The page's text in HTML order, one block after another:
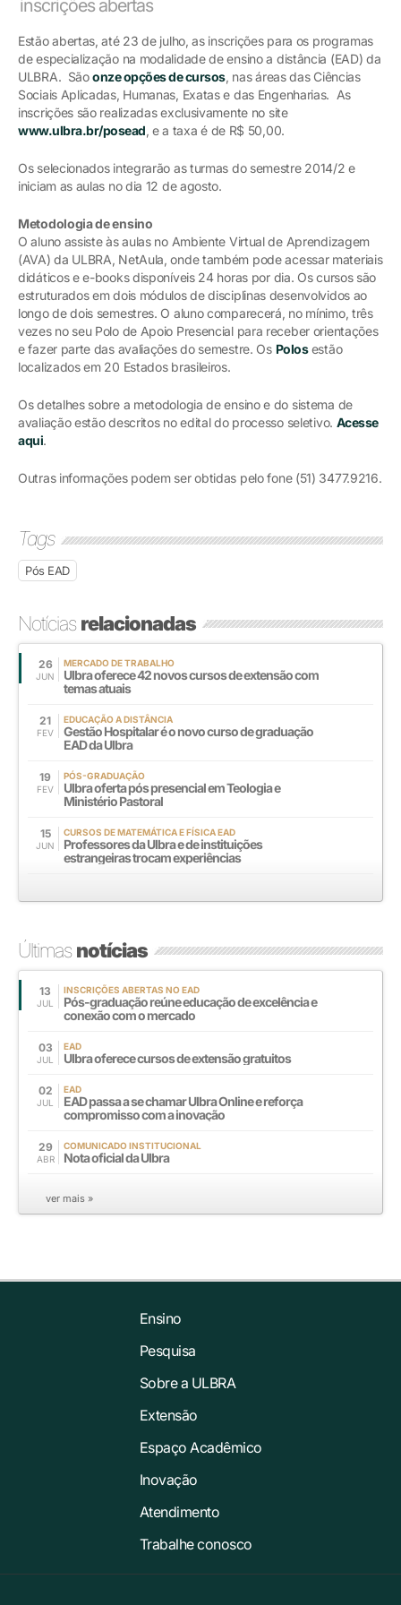
inscrições abertas
Estão abertas, até 23 de julho, as inscrições para os programas
de especialização na modalidade de ensino a distância (EAD) da
ULBRA. Sãoonze opções de cursos, nas áreas das Ciências
Sociais Aplicadas, Humanas, Exatas e das Engenharias. As
inscrições são realizadas exclusivamente no site
www.ulbra.br/posead, e a taxa é de R$ 50,00.
Os selecionados integrarão as turmas do semestre 2014/2 e
iniciam as aulas no dia 12 de agosto.
Metodologia de ensino
O aluno assiste às aulas no Ambiente Virtual de Aprendizagem
(AVA) da ULBRA, NetAula, onde também pode acessar materiais
didáticos e e-books disponíveis 24 horas por dia. Os cursos são
estruturados em dois módulos de disciplinas desenvolvidos ao
longo de dois semestres. O aluno comparecerá, no mínimo, três
vezes no seu Polo de Apoio Presencial para receber orientações
e fazer parte das avaliações do semestre. Os Polosestão
localizados em 20 Estados brasileiros.
Os detalhes sobre a metodologia de ensino e do sistema de
avaliação estão descritos no edital do processo seletivo. Acesse
aqui.
Outras informações podem ser obtidas pelo fone (51) 3477.9216.
Tags
Pós EAD
Notíciasrelacionadas
26
JUN
MERCADO DE TRABALHO
Ulbra oferece 42 novos cursos de extensão com
temas atuais
21
FEV
EDUCAÇÃO A DISTÂNCIA
Gestão Hospitalar é o novo curso de graduação
EAD da Ulbra
19
FEV
PÓS-GRADUAÇÃO
Ulbra oferta pós presencial em Teologia e
Ministério Pastoral
15
JUN
CURSOS DE MATEMÁTICA E FÍSICA EAD
Professores da Ulbra e de instituições
estrangeiras trocam experiências
Últimasnotícias
13
JUL
INSCRIÇÕES ABERTAS NO EAD
Pós-graduação reúne educação de excelência e
conexão com o mercado
03
JUL
EAD
Ulbra oferece cursos de extensão gratuitos
02
JUL
EAD
EAD passa a se chamar Ulbra Online e reforça
compromisso com a inovação
29
ABR
COMUNICADO INSTITUCIONAL
Nota oficial da Ulbra
ver mais »
Ensino
Pesquisa
Sobre a ULBRA
Extensão
Espaço Acadêmico
Inovação
Atendimento
Trabalhe conosco